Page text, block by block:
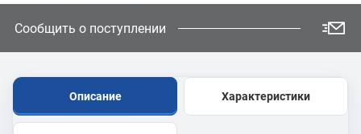
Сообщить о поступлении
Описание Характеристики